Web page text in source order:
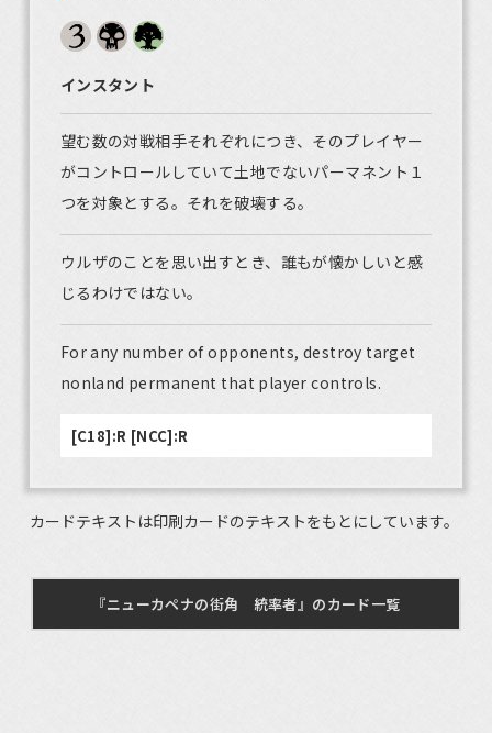
インスタント
望む数の対戦相手それぞれにつき、そのプレイヤー
がコントロールしていて土地でないパーマネント１
つを対象とする。それを破壊する。
ウルザのことを思い出すとき、誰もが懐かしいと感
じるわけではない。
For any number of opponents, destroy target
nonland permanent that player controls.
[C18]:R [NCC]:R
カードテキストは印刷カードのテキストをもとにしています。
『ニューカペナの街角 統率者』のカード一覧